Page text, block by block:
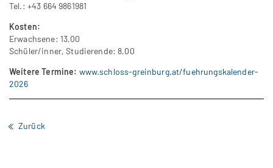
Tel.: +43 664 9861981
Kosten:
Erwachsene: 13,00
Schüler/inner, Studierende: 8,00
Weitere Termine: www.schloss-greinburg.at/fuehrungskalender-
2026
Zurück